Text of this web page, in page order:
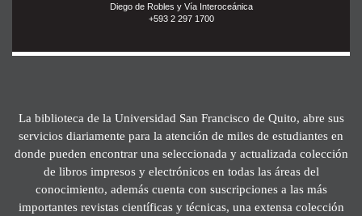
Diego de Robles y Vía Interoceánica
+593 2 297 1700
La biblioteca de la Universidad San Francisco de Quito, abre sus
servicios diariamente para la atención de miles de estudiantes en
donde pueden encontrar una seleccionada y actualizada colección
de libros impresos y electrónicos en todas las áreas del
conocimiento, además cuenta con suscripciones a las más
importantes revistas científicas y técnicas, una extensa colección